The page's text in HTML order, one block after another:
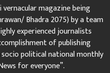
magazine being
Bhadra 2075) by a team
experienced journalists
of publishing
political national monthly
for everyone”.